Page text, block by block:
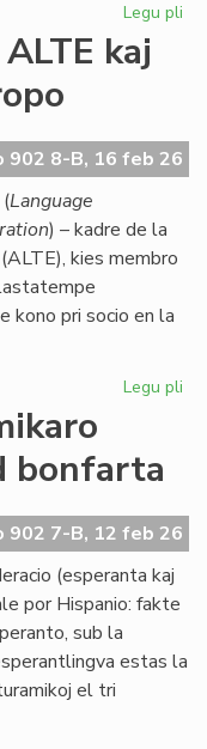
Legu pli
kaj
902 8-B, 16 feb 26
(Language
) – kadre de la
kies membro
kono pri socio en la
Legu pli
la
bonfarta
902 7-B, 12 feb 26
(esperanta kaj
por Hispanio: fakte
sub la
estas la
el tri